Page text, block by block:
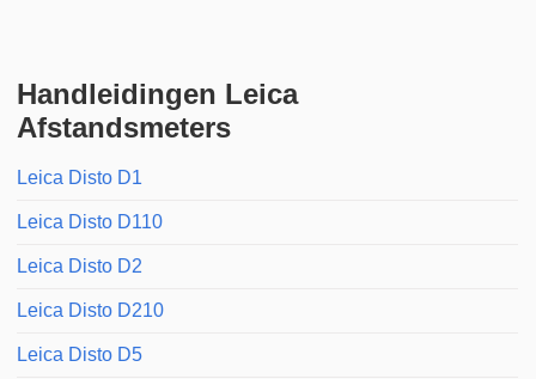
Handleidingen Leica
Afstandsmeters
Leica Disto D1
Leica Disto D110
Leica Disto D2
Leica Disto D210
Leica Disto D5